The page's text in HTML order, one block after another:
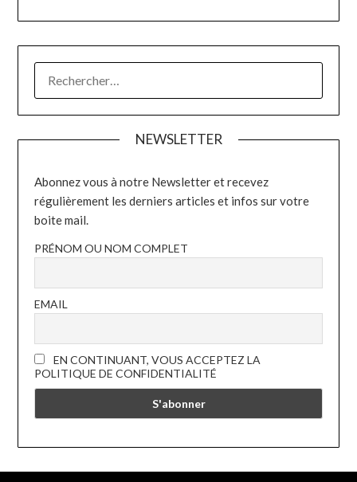
NEWSLETTER
Abonnez vous à notre Newsletter et recevez
régulièrement les derniers articles et infos sur votre
boite mail.
PRÉNOM OU NOM COMPLET
EMAIL
EN CONTINUANT, VOUS ACCEPTEZ LA
POLITIQUE DE CONFIDENTIALITÉ